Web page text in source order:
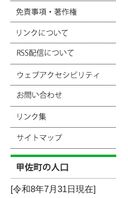
[令和8年7月31日現在]